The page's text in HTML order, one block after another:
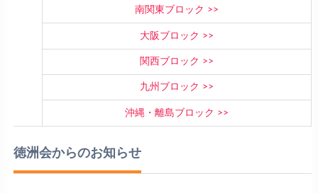
南関東ブロック
大阪ブロック
関西ブロック
九州ブロック
沖縄・離島ブロック
徳洲会からのお知らせ